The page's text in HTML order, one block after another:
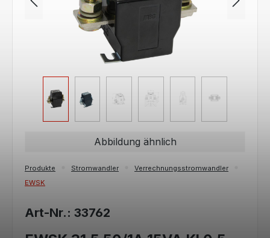
Abbildung ähnlich
Produkte Stromwandler
Verrechnungsstromwandler
EWSK
Art-Nr.: 33762